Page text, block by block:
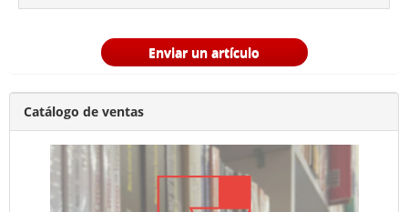
Enviar un artículo
Catálogo de ventas